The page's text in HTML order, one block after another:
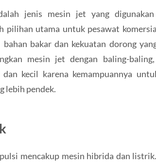
jenis mesin jet yang digunakan
pilihan utama untuk pesawat
bakar dan kekuatan dorong
mesin jet dengan baling-
kecil karena kemampuannya
lebih pendek.
mencakup mesin hibrida dan